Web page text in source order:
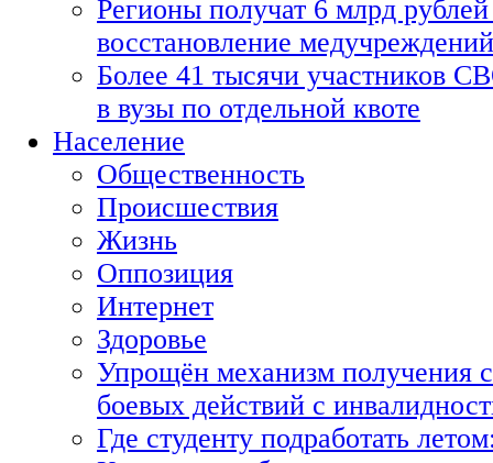
Регионы получат 6 млрд рублей
восстановление медучреждений
Более 41 тысячи участников
в вузы по отдельной квоте
Население
Общественность
Происшествия
Жизнь
Оппозиция
Интернет
Здоровье
Упрощён механизм получения
боевых действий с
Где студенту подработать